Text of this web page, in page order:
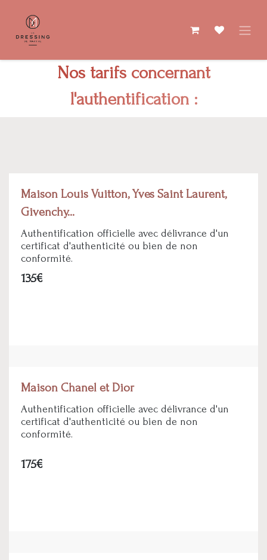
Nos tarifs concernant
l'authentification :
Maison Louis Vuitton, Yves Saint Laurent,
Givenchy...
Authentification officielle avec délivrance d'un
certificat d'authenticité ou bien de non
conformité.
135€
Maison Chanel et Dior
Authentification officielle avec délivrance d'un
certificat d'authenticité ou bien de non
conformité.
175€